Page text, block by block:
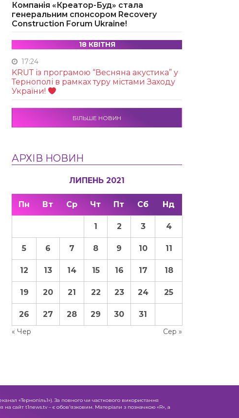
Компанія «Креатор-Буд» стала
генеральним спонсором Recovery
Construction Forum Ukraine!
18 КВІТНЯ
17:24
KRUТ із програмою “Весняна акустика” у
Тернополі в рамках туру містами Заходу
України!
БІЛЬШЕ НОВИН
АРХІВ НОВИН
ЛИПЕНЬ 2021
Пн Вт Ср Чт Пт Сб Нд
« Чер Сер »
1 2 3 4
5 6 7 8 9 10 11
12 13 14 15 16 17 18
19 20 21 22 23 24 25
26 27 28 29 30 31
«Тернопіль1»). За повного чи часткового використання
сайт t1news.tv – є обов'язковим. Матеріали з позначкою «R», а